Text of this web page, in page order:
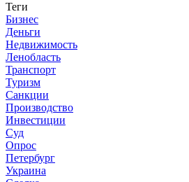
Теги
Бизнес
Деньги
Недвижимость
Ленобласть
Транспорт
Туризм
Санкции
Производство
Инвестиции
Суд
Опрос
Петербург
Украина